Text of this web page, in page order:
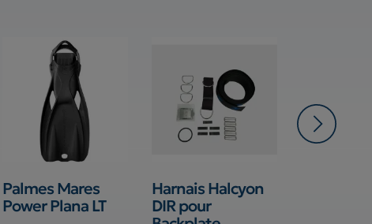
Palmes Mares
Power Plana LT
Harnais Halcyon
DIR pour